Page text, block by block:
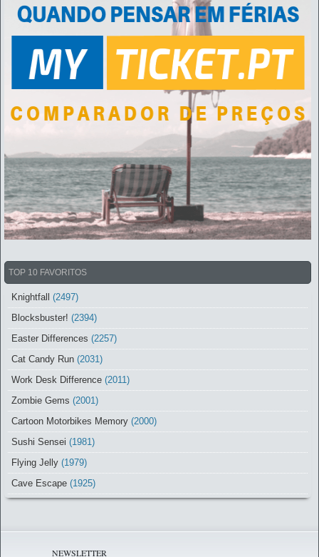
TOP 10 FAVORITOS
Knightfall (2497)
Blocksbuster! (2394)
Easter Differences (2257)
Cat Candy Run (2031)
Work Desk Difference (2011)
Zombie Gems (2001)
Cartoon Motorbikes Memory (2000)
Sushi Sensei (1981)
Flying Jelly (1979)
Cave Escape (1925)
NEWSLETTER